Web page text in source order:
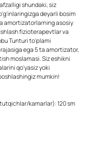
shundaki, siz
deyarli bosim
amortizatorlarning asosiy
fizioterapevtlar va
Tunturi to'plami
ega 5 ta amortizator,
moslamasi. Siz eshikni
qo'yasiz yoki
mumkin!
kamarlar): 120 sm